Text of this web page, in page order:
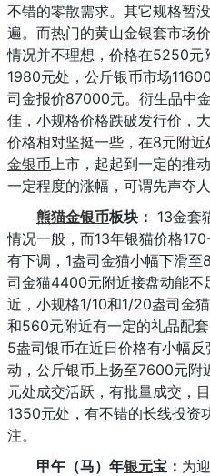
不错的零散需求。其它规格暂
遍。而热门的黄山金银套市场
情况并不理想，价格在5250元
1980元处，公斤银币市场
司金报价87000元。衍生品中
佳，小规格价格跌破发行价，
价格相对坚挺一些，在8元附
金银币 上市，起起到一定的推
一定程度的涨幅，可谓先声夺人
熊猫金银币板块： 13金套
情况一般，而13年银猫价格
有下调，1盎司金猫小幅下滑
司金猫4400元附近接盘动能
近，小规格1/10和1/20盎司金
和560元附近有一定的礼品配
5盎司银币在近日价格有小幅
动，公斤银币上扬至7600元附
元处成交活跃，有批量成交，
1350元处，有不错的长线投资
注。
甲午（马）年银元宝： 为